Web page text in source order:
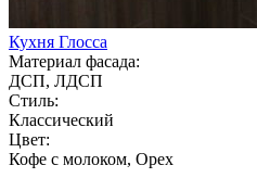
Кухня Глосса
Материал фасада:
ДСП, ЛДСП
Стиль:
Классический
Цвет:
Кофе с молоком, Орех